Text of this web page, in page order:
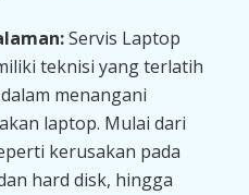
Servis Laptop
teknisi yang terlatih
menangani
laptop. Mulai dari
kerusakan pada
hard disk, hingga